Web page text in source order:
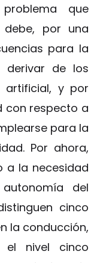
que
por una
para la
derivar de los
artificial, y por
con respecto a
para la
Por ahora,
a la necesidad
del
cinco
la conducción,
el nivel cinco